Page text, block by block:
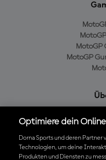
MotoGP
MotoGP
Optimiere dein
Dorna Sports und deren Partner
Technologien, um deine
Produkten und Diensten zu